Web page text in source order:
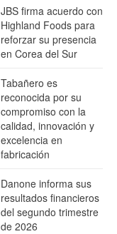
JBS firma acuerdo con
Highland Foods para
reforzar su presencia
en Corea del Sur
Tabañero es
reconocida por su
compromiso con la
calidad, innovación y
excelencia en
fabricación
Danone informa sus
resultados financieros
del segundo trimestre
de 2026